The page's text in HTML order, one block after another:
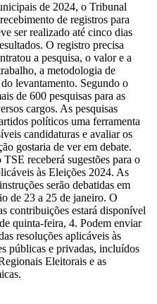
de 2024, o Tribunal
de registros para
ser realizado até cinco dias
O registro precisa
a pesquisa, o valor e a
a metodologia de
levantamento. Segundo o
de 600 pesquisas para as
cargos. As pesquisas
políticos uma ferramenta
candidaturas e avaliar os
gostaria de ver em debate.
receberá sugestões para o
às Eleições 2024. As
serão debatidas em
de 23 a 25 de janeiro. O
contribuições estará disponível
quinta-feira, 4. Podem enviar
resoluções aplicáveis às
públicas e privadas, incluídos
Eleitorais e as